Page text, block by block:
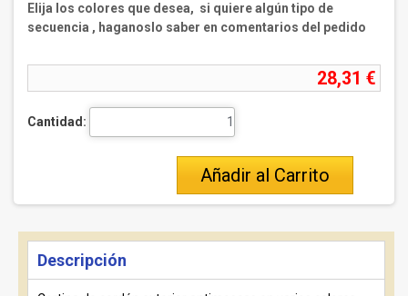
Elija los colores que desea, si quiere algún tipo de
secuencia , haganoslo saber en comentarios del pedido
28,31 €
Cantidad:
Añadir al Carrito
Descripción